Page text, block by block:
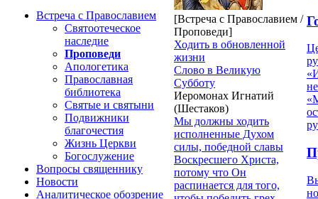
Встреча с Православием
Святоотеческое
наследие
Проповеди
Апологетика
Православная
библиотека
Святые и святыни
Подвижники
благочестия
Жизнь Церкви
Богослужение
Вопросы священнику
Новости
Аналитическое обозрение
[Встреча с Православием /
Проповеди]
Ходить в обновленной
жизни
Слово в Великую
Субботу
Иеромонах Игнатий
(Шестаков)
Мы должны ходить
исполненные Духом
силы, победной славы
Воскресшего Христа,
потому что Он
распинается для того,